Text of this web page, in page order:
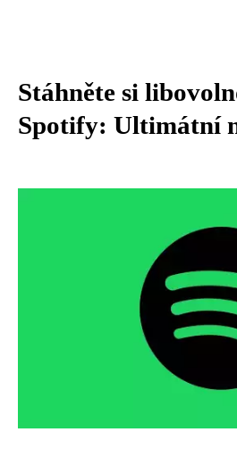
Stáhněte si
Spotify: Ultimátní